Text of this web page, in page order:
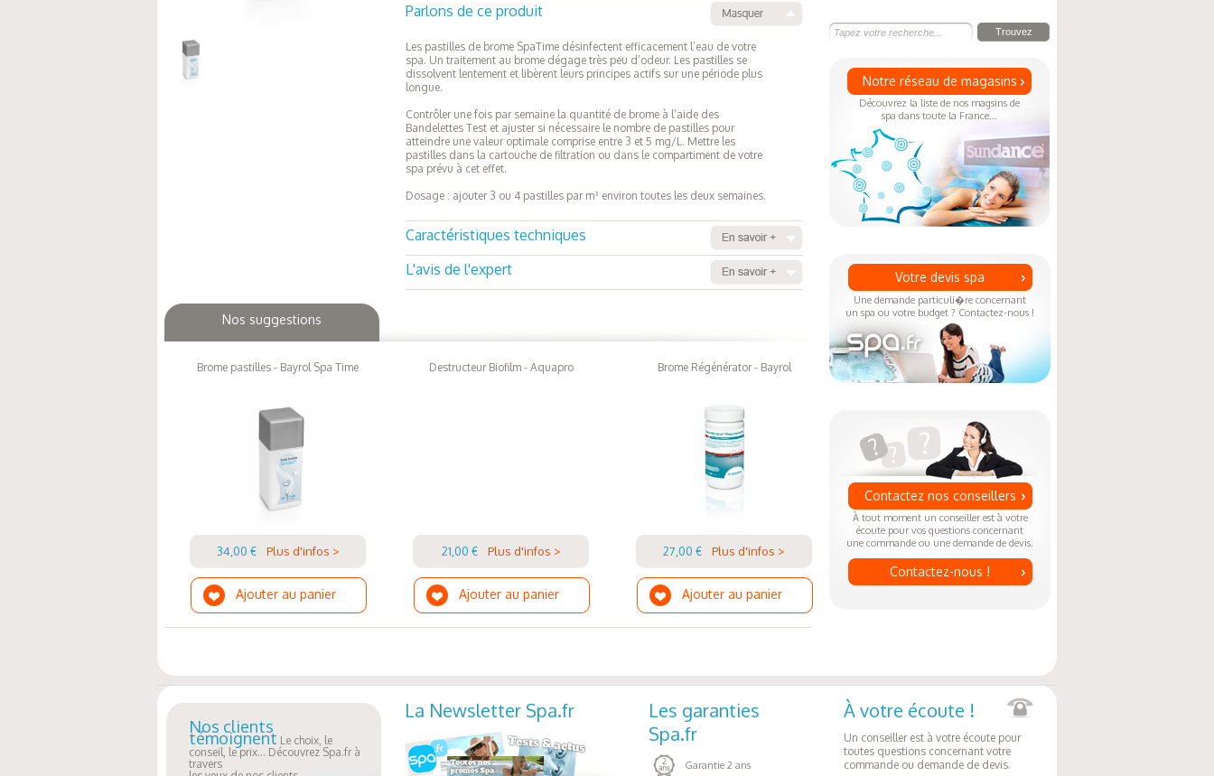
Parlons de ce produit
Les pastilles de brome SpaTime désinfectent efficacement l’eau de votre
spa. Un traitement au brome dégage très peu d’odeur. Les pastilles se
dissolvent lentement et libèrent leurs principes actifs sur une période plus
longue.
Contrôler une fois par semaine la quantité de brome à l’aide des
Bandelettes Test et ajuster si nécessaire le nombre de pastilles pour
atteindre une valeur optimale comprise entre 3 et 5 mg/L. Mettre les
pastilles dans la cartouche de filtration ou dans le compartiment de votre
spa prévu à cet effet.
Dosage : ajouter 3 ou 4 pastilles par m³ environ toutes les deux semaines.
Caractéristiques techniques
Pastilles blanches (20 g) à dissolution lente.
L'avis de l'expert
Reste efficace à pH élevé, pour une plus grande garantie de désinfection
Dissolution lente sans résidus.
Avant le dosage du désinfectant, il faut contrôler le pH à l’aide d'une
Nos suggestions
Brome pastilles - Bayrol Spa Time
34,00 € Plus d'infos >
Ajouter au panier
Destructeur Biofilm - Aquapro
21,00 € Plus d'infos >
Ajouter au panier
Brome Régénérator - Bayrol
27,00 € Plus d'infos >
Ajouter au panier
Notre réseau de magasins
Découvrez la liste de nos magsins de
spa dans toute la France...
Votre devis spa
Une demande particuli�re concernant
un spa ou votre budget ? Contactez-nous !
Contactez nos conseillers
À tout moment un conseiller est à votre
écoute pour vos questions concernant
une commande ou une demande de devis.
Contactez-nous !
Nos clients
témoignent Le choix, le
conseil, le prix... Découvrez Spa.fr à
travers
La Newsletter Spa.fr
Les garanties
Spa.fr
Garantie 2 ans
À votre écoute !
Un conseiller est à votre écoute pour
toutes questions concernant votre
commande ou demande de devis.